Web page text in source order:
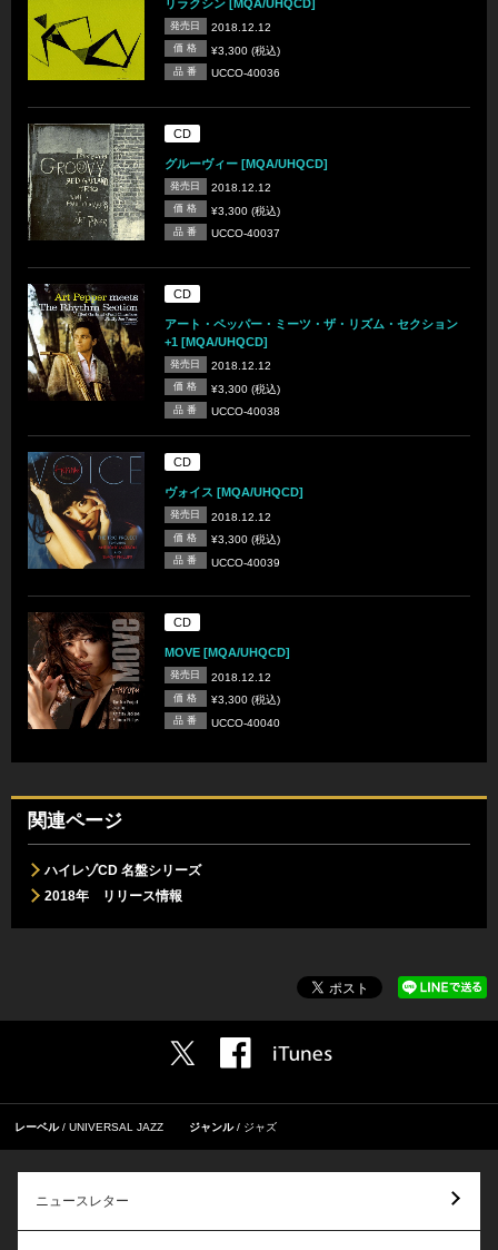
リラクシン [MQA/UHQCD]
発売日 2018.12.12
価 格 ¥3,300 (税込)
品 番 UCCO-40036
CD
グルーヴィー [MQA/UHQCD]
発売日 2018.12.12
価 格 ¥3,300 (税込)
品 番 UCCO-40037
CD
アート・ペッパー・ミーツ・ザ・リズム・セクション
+1 [MQA/UHQCD]
発売日 2018.12.12
価 格 ¥3,300 (税込)
品 番 UCCO-40038
CD
ヴォイス [MQA/UHQCD]
発売日 2018.12.12
価 格 ¥3,300 (税込)
品 番 UCCO-40039
CD
MOVE [MQA/UHQCD]
発売日 2018.12.12
価 格 ¥3,300 (税込)
品 番 UCCO-40040
関連ページ
ハイレゾCD 名盤シリーズ
2018年 リリース情報
レーベル UNIVERSAL JAZZ ジャンル ジャズ
ニュースレター